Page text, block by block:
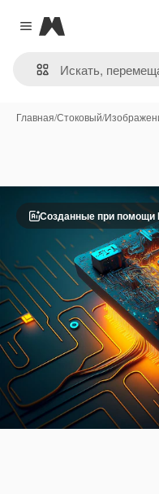
Close menu
Magnific
Главная/Стоковый/
Созданные при помощи